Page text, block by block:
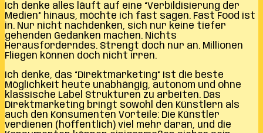
Ich denke alles läuft auf eine “Verbildisierung der
Medien” hinaus, möchte ich fast sagen. Fast Food ist
in. Nur nicht nachdenken, sich nur keine tiefer
gehenden Gedanken machen. Nichts
Herausforderndes. Strengt doch nur an. Millionen
Fliegen können doch nicht irren.
Ich denke, das “Direktmarketing” ist die beste
Möglichkeit heute unabhängig, autonom und ohne
klassische Label Strukturen zu arbeiten. Das
Direktmarketing bringt sowohl den Künstlern als
auch den Konsumenten Vorteile: Die Künstler
verdienen (hoffentlich) viel mehr daran, und die